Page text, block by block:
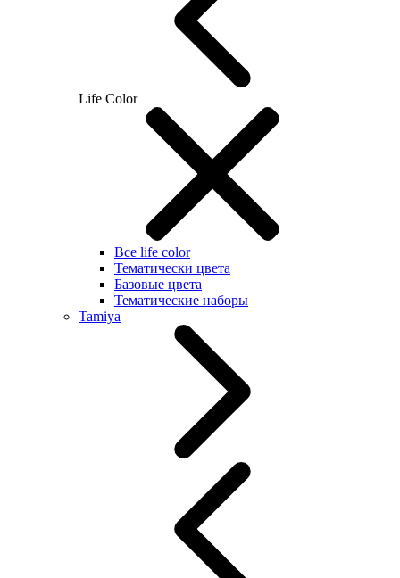
Life Color
Все life color
Тематически цвета
Базовые цвета
Тематические наборы
Tamiya